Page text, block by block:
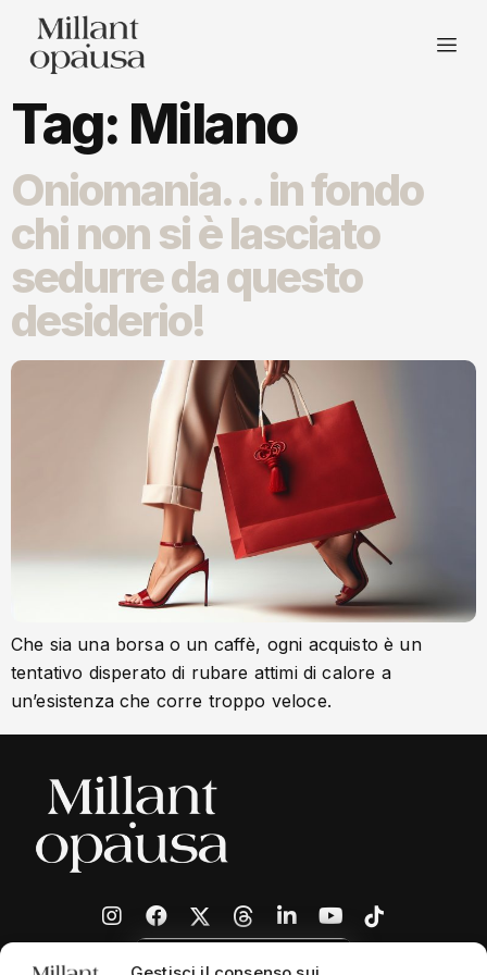
Tag: Milano
Oniomania… in fondo
chi non si è lasciato
sedurre da questo
desiderio!
Che sia una borsa o un caffè, ogni acquisto è un
tentativo disperato di rubare attimi di calore a
un’esistenza che corre troppo veloce.